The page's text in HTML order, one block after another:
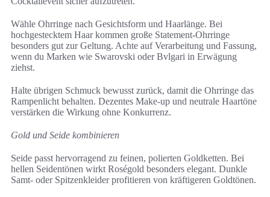
Wähle Ohrringe nach Gesichtsform und Haarlänge. Bei
hochgestecktem Haar kommen große Statement-Ohrringe
besonders gut zur Geltung. Achte auf Verarbeitung und Fassung,
wenn du Marken wie Swarovski oder Bvlgari in Erwägung
ziehst.
Halte übrigen Schmuck bewusst zurück, damit die Ohrringe das
Rampenlicht behalten. Dezentes Make-up und neutrale Haartöne
verstärken die Wirkung ohne Konkurrenz.
Gold und Seide kombinieren
Seide passt hervorragend zu feinen, polierten Goldketten. Bei
hellen Seidentönen wirkt Roségold besonders elegant. Dunkle
Samt- oder Spitzenkleider profitieren von kräftigeren Goldtönen.